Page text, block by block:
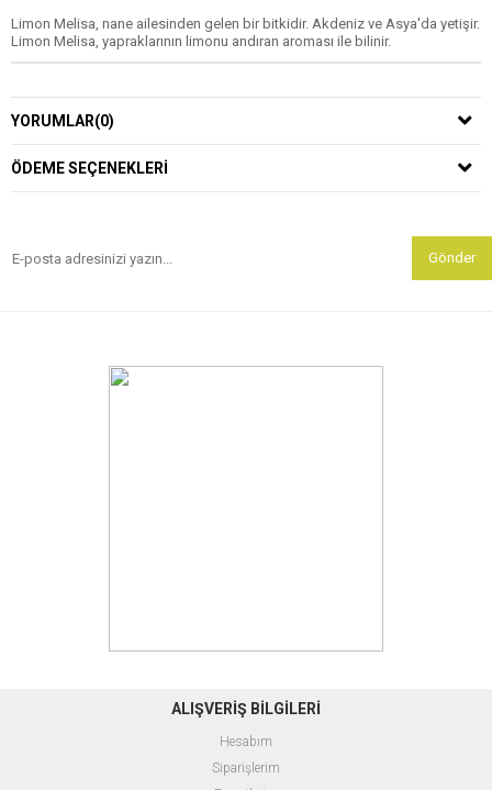
Limon Melisa, nane ailesinden gelen bir bitkidir. Akdeniz ve Asya'da yetişir.
Limon Melisa, yapraklarının limonu andıran aroması ile bilinir.
YORUMLAR(0)
ÖDEME SEÇENEKLERI
Gönder
ALIŞVERİŞ BİLGİLERİ
Hesabım
Siparişlerim